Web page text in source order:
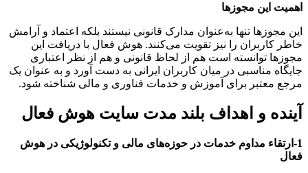
اهمیت این مجوزها
این مجوزها تنها به‌عنوان مدارک قانونی نیستند بلکه اعتماد و آرامش
خاطر کاربران را نیز تقویت می‌کنند. هوش فعال با دریافت این
مجوزها توانسته است هم از لحاظ قانونی و هم از نظر اعتباری
جایگاه مناسبی در میان کاربران ایرانی به دست آورد و به عنوان یک
مرجع معتبر برای آموزش و خدمات فناوری و مالی شناخته شود.
آینده و اهداف بلند مدت سایت هوش فعال
1-ارتقاء مداوم خدمات در حوزه‌های مالی و تکنولوژیکی در هوش
فعال